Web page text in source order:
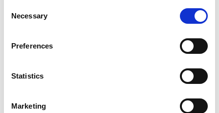
Selection
Necessary
Preferences
Statistics
Marketing
Zink/Magnesium